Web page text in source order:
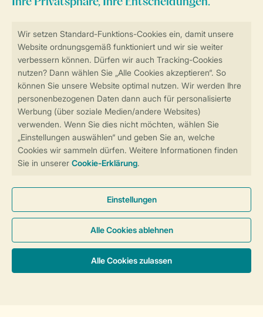
Sicherstellung Deiner Privatsphäre
Sicher und schnell zur Online-Buchung
Sichere Datenübertragung
Sicheres Bezahlen
Cookies und Banner
Barrierefreiheit
© 2026 Landal GreenParks GmbH